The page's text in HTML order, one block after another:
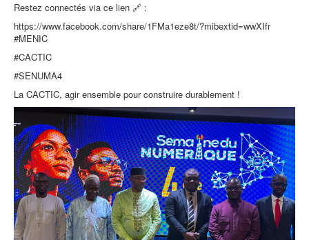
Restez connectés via ce lien 🔗 :
https://www.facebook.com/share/1FMa1eze8t/?mibextid=wwXIfr
#MENIC
#CACTIC
#SENUMA4
La CACTIC, agir ensemble pour construire durablement !